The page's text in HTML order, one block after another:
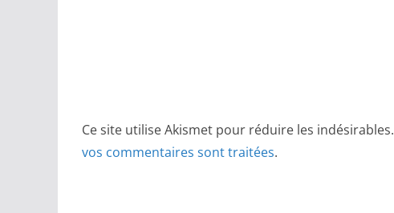
Ce site utilise Akismet pour réduire les indésirables.
vos commentaires sont traitées.